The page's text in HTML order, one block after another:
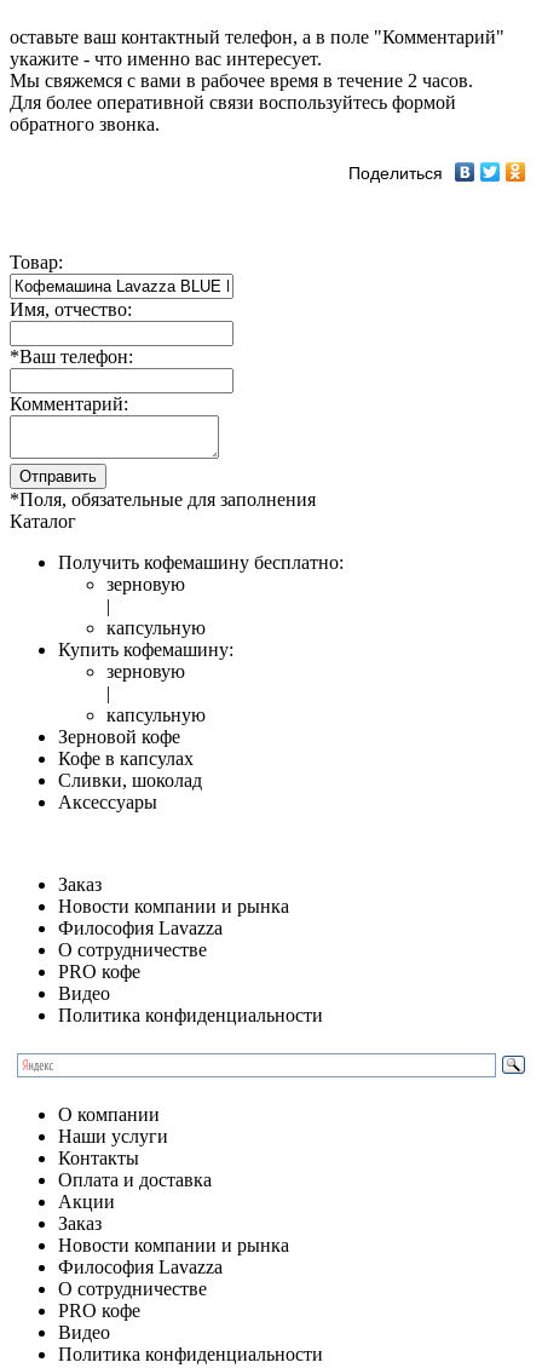
оставьте ваш контактный телефон, а в поле "Комментарий"
укажите - что именно вас интересует.
Мы свяжемся с вами в рабочее время в течение 2 часов.
Для более оперативной связи воспользуйтесь формой
обратного звонка.
Поделиться
Товар:
Имя, отчество:
*Ваш телефон:
Комментарий:
Отправить
*Поля, обязательные для заполнения
Каталог
Получить кофемашину бесплатно:
зерновую
|
капсульную
Купить кофемашину:
зерновую
|
капсульную
Зерновой кофе
Кофе в капсулах
Сливки, шоколад
Аксессуары
Заказ
Новости компании и рынка
Философия Lavazza
О сотрудничестве
PRO кофе
Видео
Политика конфиденциальности
О компании
Наши услуги
Контакты
Оплата и доставка
Акции
Заказ
Новости компании и рынка
Философия Lavazza
О сотрудничестве
PRO кофе
Видео
Политика конфиденциальности